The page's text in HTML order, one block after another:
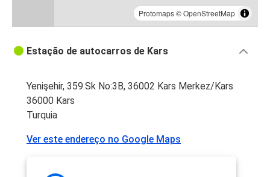
Protomaps©OpenStreetMap
Estação de autocarros de Kars
Yenişehir, 359.Sk No:3B, 36002 Kars Merkez/Kars
36000 Kars
Turquia
Ver este endereço no Google Maps